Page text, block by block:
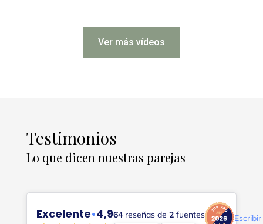
Ver más vídeos
Testimonios
Lo que dicen nuestras parejas
Excelente•4,964reseñas de 2fuentes
Escribir